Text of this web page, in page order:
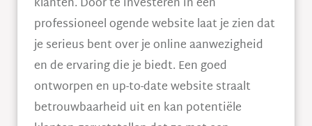
professioneel ogende website laat je zien dat
je serieus bent over je online aanwezigheid
en de ervaring die je biedt. Een goed
ontworpen en up-to-date website straalt
betrouwbaarheid uit en kan potentiële